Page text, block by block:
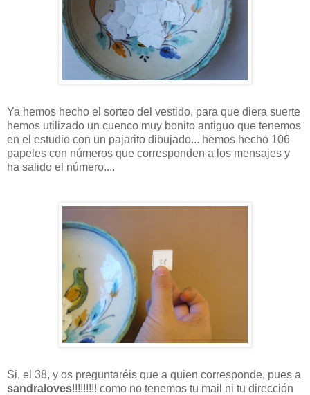
Ya hemos hecho el sorteo del vestido, para que diera suerte
hemos utilizado un cuenco muy bonito antiguo que tenemos
en el estudio con un pajarito dibujado... hemos hecho 106
papeles con números que corresponden a los mensajes y
ha salido el número....
Si, el 38, y os preguntaréis que a quien corresponde, pues a
sandraloves!!!!!!!!! como no tenemos tu mail ni tu dirección